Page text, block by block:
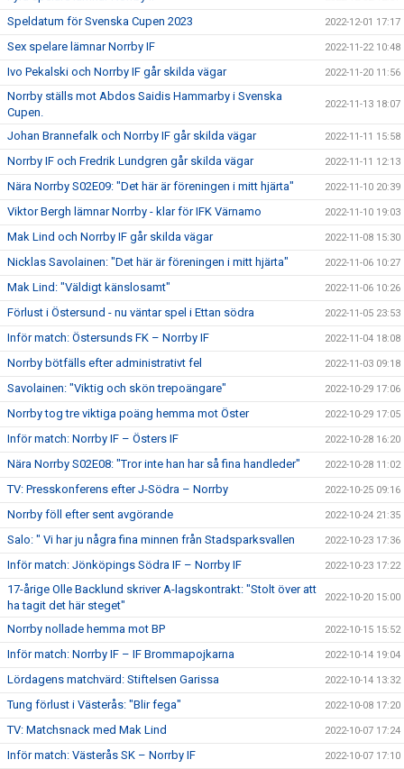
Speldatum för Svenska Cupen 2023 2022-12-01 17:17
Sex spelare lämnar Norrby IF 2022-11-22 10:48
Ivo Pekalski och Norrby IF går skilda vägar 2022-11-20 11:56
Norrby ställs mot Abdos Saidis Hammarby i Svenska
Cupen.
2022-11-13 18:07
Johan Brannefalk och Norrby IF går skilda vägar 2022-11-11 15:58
Norrby IF och Fredrik Lundgren går skilda vägar 2022-11-11 12:13
Nära Norrby S02E09: "Det här är föreningen i mitt hjärta" 2022-11-10 20:39
Viktor Bergh lämnar Norrby - klar för IFK Värnamo 2022-11-10 19:03
Mak Lind och Norrby IF går skilda vägar 2022-11-08 15:30
Nicklas Savolainen: "Det här är föreningen i mitt hjärta" 2022-11-06 10:27
Mak Lind: "Väldigt känslosamt" 2022-11-06 10:26
Förlust i Östersund - nu väntar spel i Ettan södra 2022-11-05 23:53
Inför match: Östersunds FK – Norrby IF 2022-11-04 18:08
Norrby bötfälls efter administrativt fel 2022-11-03 09:18
Savolainen: "Viktig och skön trepoängare" 2022-10-29 17:06
Norrby tog tre viktiga poäng hemma mot Öster 2022-10-29 17:05
Inför match: Norrby IF – Östers IF 2022-10-28 16:20
Nära Norrby S02E08: "Tror inte han har så fina handleder" 2022-10-28 11:02
TV: Presskonferens efter J-Södra – Norrby 2022-10-25 09:16
Norrby föll efter sent avgörande 2022-10-24 21:35
Salo: " Vi har ju några fina minnen från Stadsparksvallen 2022-10-23 17:36
Inför match: Jönköpings Södra IF – Norrby IF 2022-10-23 17:22
17-årige Olle Backlund skriver A-lagskontrakt: "Stolt över att
ha tagit det här steget"
2022-10-20 15:00
Norrby nollade hemma mot BP 2022-10-15 15:52
Inför match: Norrby IF – IF Brommapojkarna 2022-10-14 19:04
Lördagens matchvärd: Stiftelsen Garissa 2022-10-14 13:32
Tung förlust i Västerås: "Blir fega" 2022-10-08 17:20
TV: Matchsnack med Mak Lind 2022-10-07 17:24
Inför match: Västerås SK – Norrby IF 2022-10-07 17:10